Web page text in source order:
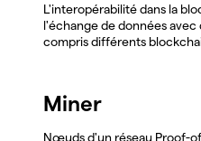
L'interopérabilité dans la
l'échange de données
compris différents
Miner
Nœuds d'un réseau Proof-